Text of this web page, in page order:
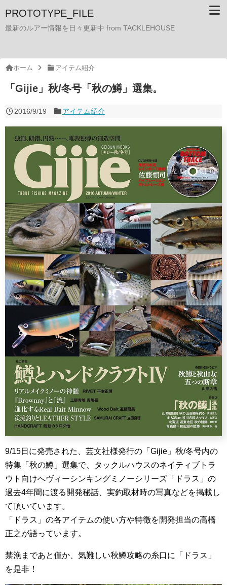
PROTOTYPE_FILE
最新のルアー情報を日々更新中 from TACKLEHOUSE
ホーム アイテム紹介
「Gijie」秋/冬号「秋の鱒」選集。
2016/9/19 アイテム紹介
9/15日に発売された、芸文社様発行の「Gijie」秋/冬号内の
特集「秋の鱒」選集で、タックルハウスのネイティブトラ
ウト向けへヴィーシンキングミノーシリーズ「ドラス」の
過去4年間に渡る開発秘話、実釣取材時の写真などを掲載し
て頂いています。
「ドラス」の各アイテムの使い方や特徴を開発担当の高橋
正之が語っています。
禁漁まであと僅か、気難しい秋鱒攻略の糸口に「ドラス」
を是非！